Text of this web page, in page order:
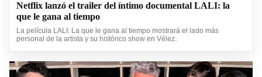
Netflix lanzó el trailer del íntimo documental LALI: la
que le gana al tiempo
La película LALI: La que le gana al tiempo mostrará el lado más
personal de la artista y su histórico show en Vélez.